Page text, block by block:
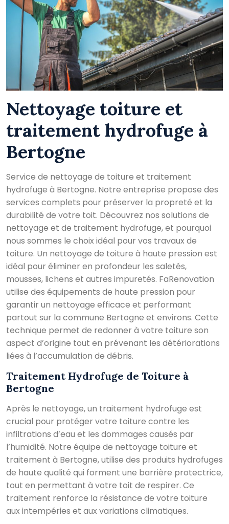
Nettoyage toiture et
traitement hydrofuge à
Bertogne
Service de nettoyage de toiture et traitement
hydrofuge à Bertogne. Notre entreprise propose des
services complets pour préserver la propreté et la
durabilité de votre toit. Découvrez nos solutions de
nettoyage et de traitement hydrofuge, et pourquoi
nous sommes le choix idéal pour vos travaux de
toiture. Un nettoyage de toiture à haute pression est
idéal pour éliminer en profondeur les saletés,
mousses, lichens et autres impuretés. FaRenovation
utilise des équipements de haute pression pour
garantir un nettoyage efficace et performant
partout sur la commune Bertogne et environs. Cette
technique permet de redonner à votre toiture son
aspect d’origine tout en prévenant les détériorations
liées à l’accumulation de débris.
Traitement Hydrofuge de Toiture à
Bertogne
Après le nettoyage, un traitement hydrofuge est
crucial pour protéger votre toiture contre les
infiltrations d’eau et les dommages causés par
l’humidité. Notre équipe de nettoyage toiture et
traitement à Bertogne, utilise des produits hydrofuges
de haute qualité qui forment une barrière protectrice,
tout en permettant à votre toit de respirer. Ce
traitement renforce la résistance de votre toiture
aux intempéries et aux variations climatiques.